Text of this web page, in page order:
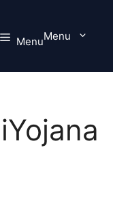
MenuMenu